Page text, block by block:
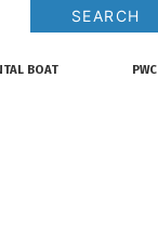
SEARCH
BOAT PWC
動画チャンネル